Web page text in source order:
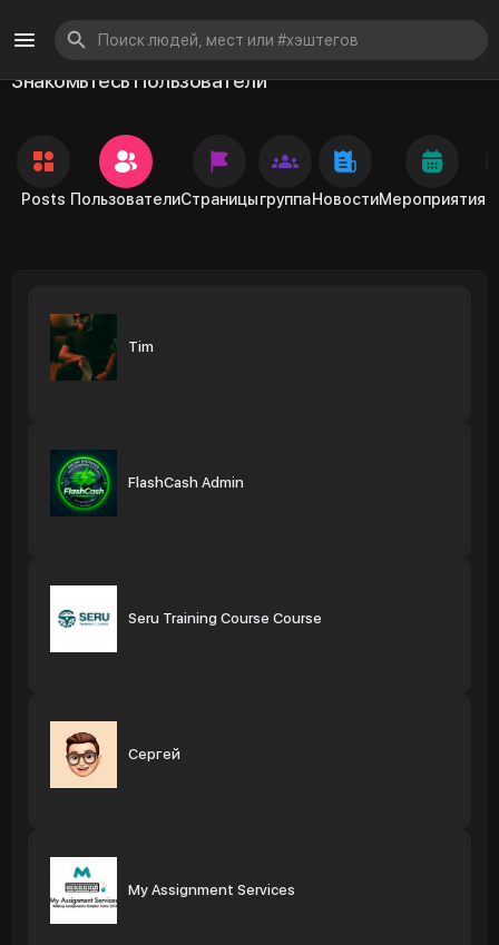
Знакомьтесь Пользователи
Posts ПользователиСтраницыгруппаНовостиМероприятия
Tim
FlashCash Admin
Seru Training Course Course
Сергей
My Assignment Services